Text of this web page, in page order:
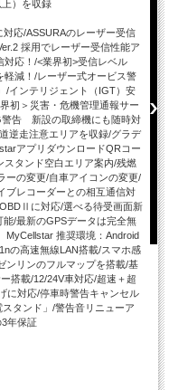
）を収録
応/ASSURAのレーザー受信
採用でレーザー受信性能ア
対応！/<業界初>受信レベル
減！/レーザー式オービス警
/インテリジェント（IGT）安
初＞災害・危機管理通報サー
警告 新設の取締機にも随時対
逆走注意エリアを収録/グラデ
アプリダウンロードQRコー
スタンド空白エリア案内/残燃
ーの変更/自車アイコンの変更/
ブレコーダーとの相互通信対
に対応/選べる待受画面新
/最新のGPSデータは完全無
推奨環境：Android
の高速無線LAN搭載/スマホ感
ンリンのフルマップを搭載/基
搭載/12/24V車対応/超速＋超
に対応/停車時警告キャンセル
タンド」/警告音リニューア
年保証